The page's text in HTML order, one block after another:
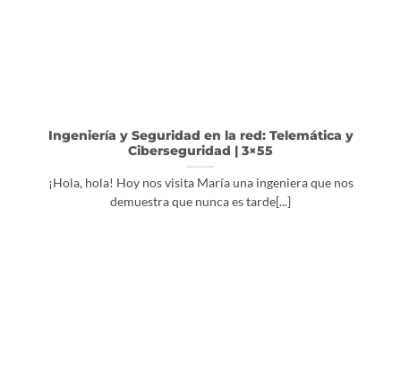
Ingeniería y Seguridad en la red: Telemática y
Ciberseguridad | 3×55
¡Hola, hola! Hoy nos visita María una ingeniera que nos
demuestra que nunca es tarde[...]